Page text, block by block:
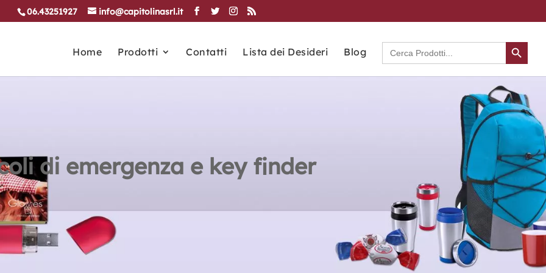
06.43251927 info@capitolinasrl.it
Home Prodotti Contatti Lista dei Desideri Blog Search
for:
Search Button
di emergenza e key finder